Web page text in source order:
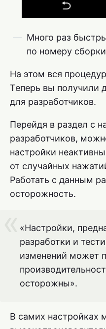
Много раз
по номеру сборки
На этом вся
Теперь вы получили
для разработчиков.
Перейдя в раздел с
разработчиков,
настройки
от случайных
Работать с данным
осторожность.
«Настройки,
разработки и
изменений может
осторожны».
В самих настройках